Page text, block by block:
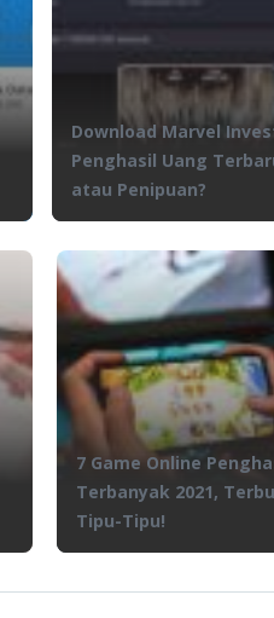
Download Marvel
Penghasil Uang
atau Penipuan?
7 Game Online
Terbanyak 2021,
Tipu-Tipu!